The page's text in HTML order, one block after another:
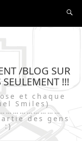
/BLOG SUR
!!!
et chaque
Smiles)
des gens
:)